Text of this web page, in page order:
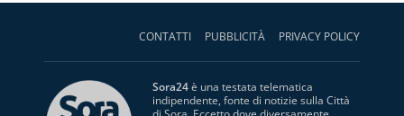
CONTATTI PUBBLICITÀ PRIVACY POLICY
Sora24è una testata telematica
indipendente, fonte di notizie sulla Città